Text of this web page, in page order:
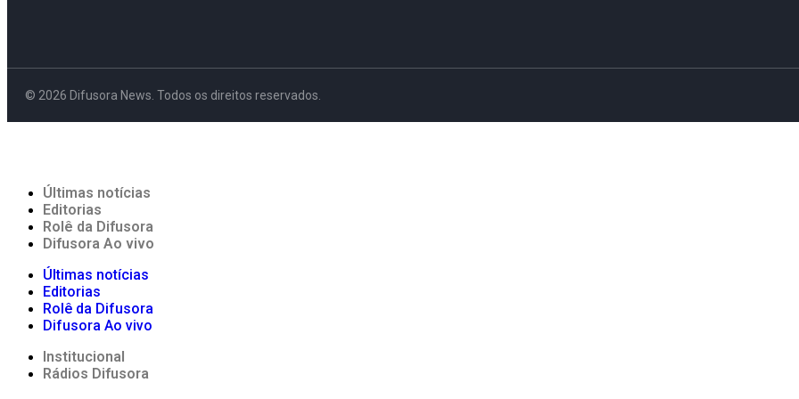
© 2026 Difusora News. Todos os direitos reservados.
Últimas notícias
Editorias
Rolê da Difusora
Difusora Ao vivo
Últimas notícias
Editorias
Rolê da Difusora
Difusora Ao vivo
Institucional
Rádios Difusora